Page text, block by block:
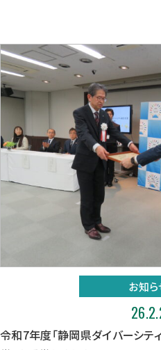
お知ら
令和7年度「静岡県ダイバーシテ